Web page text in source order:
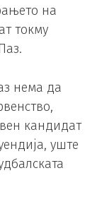
на
токму
нема да
кандидат
уште